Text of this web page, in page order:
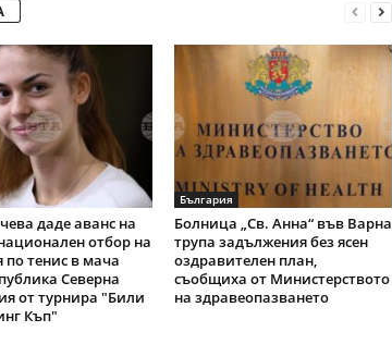
даде аванс на
отбор на
по тенис в мача
Северна
от турнира "Били
Къп"
България
Болница „Св. Анна“ във Варна
трупа задължения без ясен
оздравителен план,
съобщиха от Министерството
на здравеопазването